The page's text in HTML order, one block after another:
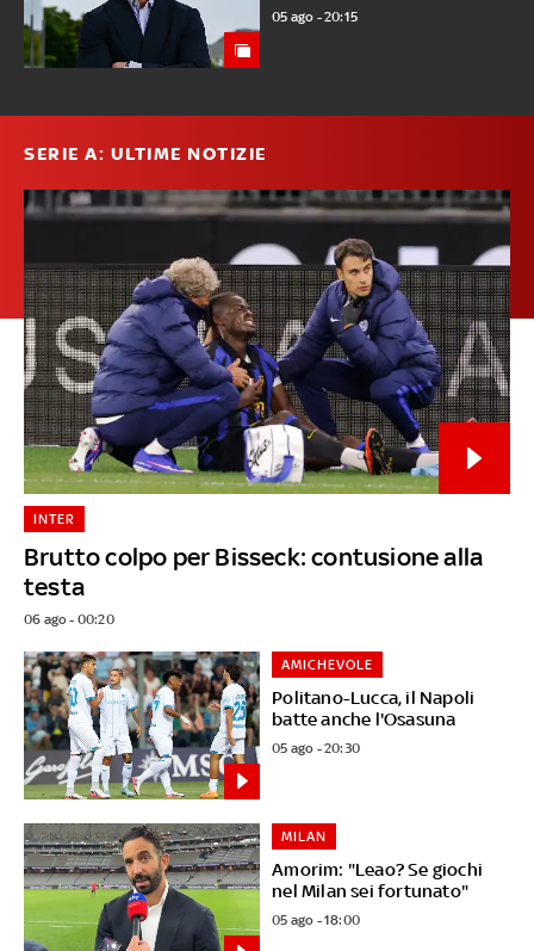
05 ago - 20:15
SERIE A: ULTIME NOTIZIE
Brutto colpo per Bisseck: contusione alla
testa
INTER
06 ago - 00:20
Politano-Lucca, il Napoli
batte anche l'Osasuna
AMICHEVOLE
05 ago - 20:30
Amorim: "Leao? Se giochi
nel Milan sei fortunato"
MILAN
05 ago - 18:00